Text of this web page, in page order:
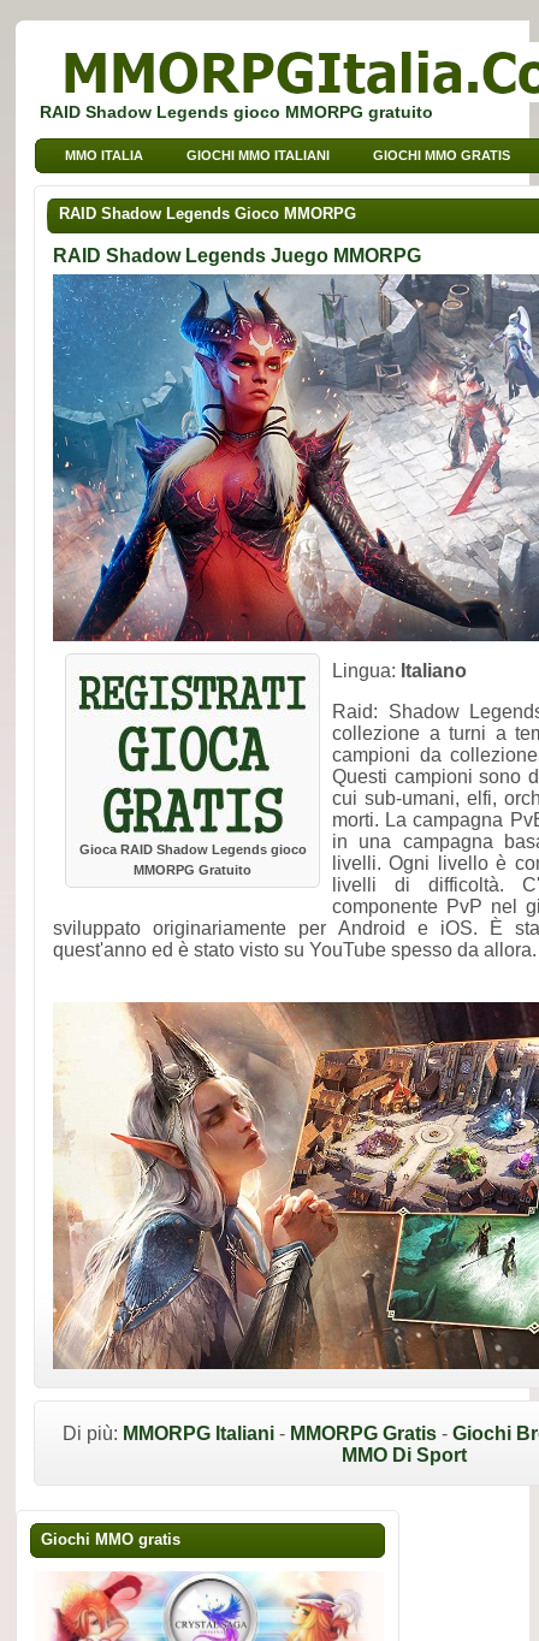
RAID Shadow Legends gioco MMORPG gratuito
MMO ITALIA GIOCHI MMO ITALIANI GIOCHI MMO GRATIS
GIOCHI BROWSER MMO GIOCHI MMO PER BAMBINI
GIOCHI MMO DI SPORT
RAID Shadow Legends Gioco MMORPG
RAID Shadow Legends Juego MMORPG
Gioca RAID Shadow Legends gioco
MMORPG Gratuito
Lingua: Italiano
Raid: Shadow
collezione a turni a
campioni da
Questi campioni sono
cui sub-umani, elfi,
morti. La campagna
in una campagna
livelli. Ogni livello è
livelli di difficoltà.
componente PvP nel
sviluppato originariamente per Android e iOS. È
quest'anno ed è stato visto su YouTube spesso da allora.
Di più: MMORPG Italiani - MMORPG Gratis - Giochi
MMO Di Sport
Giochi MMO gratis